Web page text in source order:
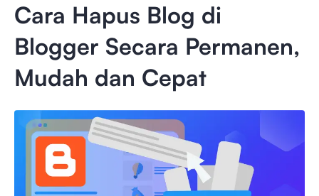
Cara Hapus Blog di
Blogger Secara Permanen,
Mudah dan Cepat